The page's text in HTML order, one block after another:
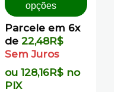
opções
Parcele em 6x
de22,48R$
Sem Juros
ou 128,16R$ no
PIX